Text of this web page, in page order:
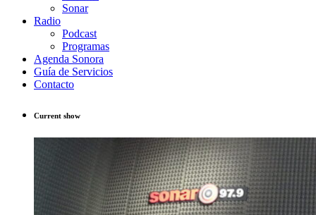
Sonar
Radio
Podcast
Programas
Agenda Sonora
Guía de Servicios
Contacto
Current show